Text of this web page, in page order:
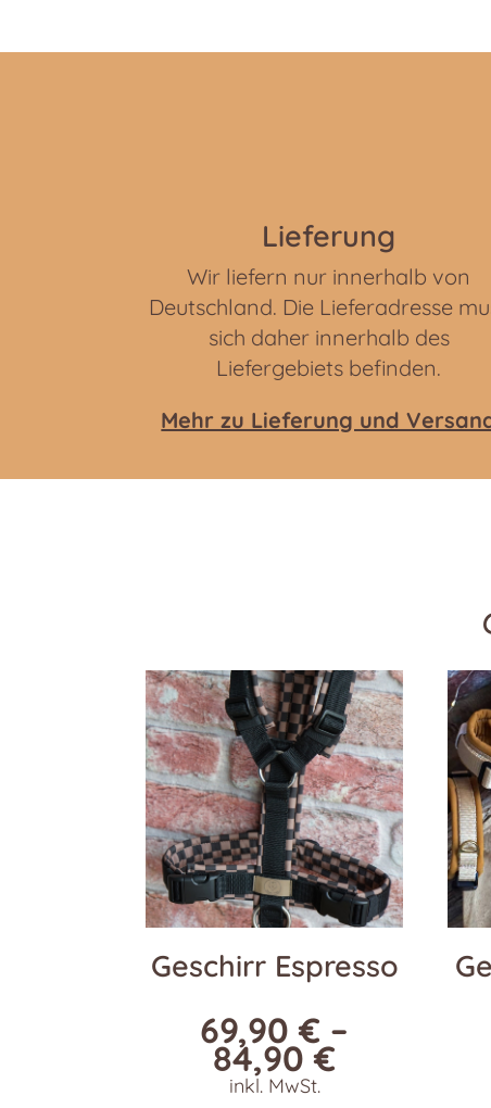
Lieferung
Wir liefern nur innerhalb von
Deutschland. Die Lieferadresse
sich daher innerhalb des
Liefergebiets befinden.
Mehr zu Lieferung und
Geschirr Espresso
69,90€ –
84,90€
inkl. MwSt.